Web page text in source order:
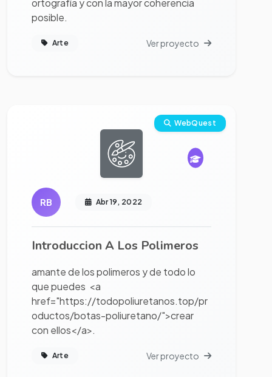
ortografía y con la mayor coherencia
posible.
Arte Ver proyecto
WebQuest
RB Abr 19, 2022
Introduccion A Los Polimeros
amante de los polimeros y de todo lo
que puedes <a
href="https://todopoliuretanos.top/pr
oductos/botas-poliuretano/">crear
con ellos</a>.
Arte Ver proyecto